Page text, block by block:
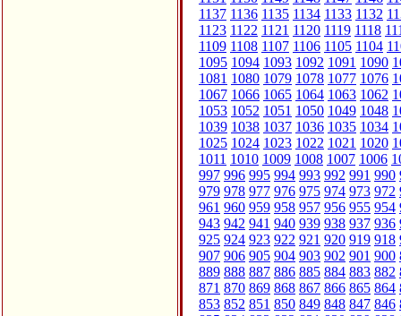
1137 1136 1135 1134 1133 1132
1123 1122 1121 1120 1119 1118
1109 1108 1107 1106 1105 1104
1095 1094 1093 1092 1091 1090
1081 1080 1079 1078 1077 1076
1067 1066 1065 1064 1063 1062
1053 1052 1051 1050 1049 1048
1039 1038 1037 1036 1035 1034
1025 1024 1023 1022 1021 1020
1011 1010 1009 1008 1007 1006
997 996 995 994 993 992 991 990
979 978 977 976 975 974 973 972
961 960 959 958 957 956 955 954
943 942 941 940 939 938 937 936
925 924 923 922 921 920 919 918
907 906 905 904 903 902 901 900
889 888 887 886 885 884 883 882
871 870 869 868 867 866 865 864
853 852 851 850 849 848 847 846